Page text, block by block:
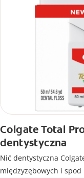
Colgate Total
dentystyczna
Nić dentystyczna
międzyzębowych i